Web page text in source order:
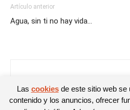
Artículo anterior
Agua, sin ti no hay vida…
Las cookiesde este sitio web se
contenido y los anuncios, ofrecer